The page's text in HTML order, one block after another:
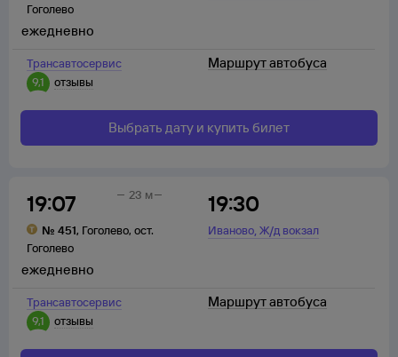
Гоголево
Трансавтосервис
9,1
отзывы
ежедневно
Маршрут автобуса
Выбрать дату и купить билет
19:07
№ 451, Гоголево, ост.
Гоголево
19:30
Иваново,Ж/д вокзал
23 м
Трансавтосервис
9,1
отзывы
ежедневно
Маршрут автобуса